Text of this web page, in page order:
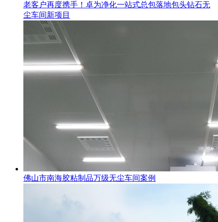
老客户再度携手！卓为净化一站式总包落地包头钻石无
尘车间新项目
佛山市南海胶粘制品万级无尘车间案例